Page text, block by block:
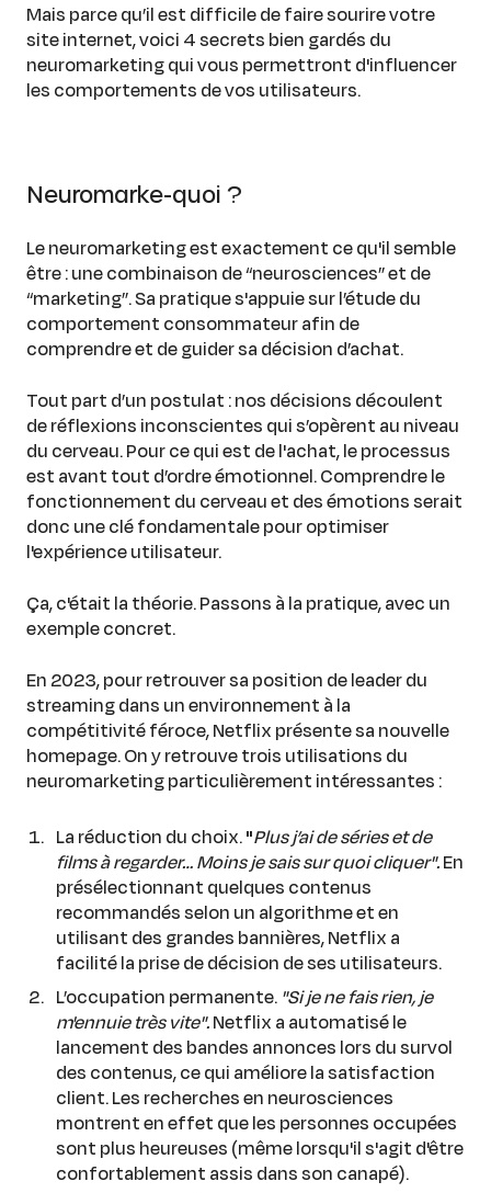
Mais parce qu’il est difficile de faire sourire votre
site internet, voici 4 secrets bien gardés du
neuromarketing qui vous permettront d'influencer
les comportements de vos utilisateurs.
Neuromarke-quoi ?
Le neuromarketing est exactement ce qu'il semble
être : une combinaison de “neurosciences” et de
“marketing”. Sa pratique s'appuie sur l’étude du
comportement consommateur afin de
comprendre et de guider sa décision d’achat.
Tout part d’un postulat : nos décisions découlent
de réflexions inconscientes qui s’opèrent au niveau
du cerveau. Pour ce qui est de l'achat, le processus
est avant tout d’ordre émotionnel. Comprendre le
fonctionnement du cerveau et des émotions serait
donc une clé fondamentale pour optimiser
l'expérience utilisateur.
Ça, c'était la théorie. Passons à la pratique, avec un
exemple concret.
En 2023, pour retrouver sa position de leader du
streaming dans un environnement à la
compétitivité féroce, Netflix présente sa nouvelle
homepage. On y retrouve trois utilisations du
neuromarketing particulièrement intéressantes :
La réduction du choix."Plus j’ai de séries et de
films à regarder… Moins je sais sur quoi cliquer".En
présélectionnant quelques contenus
recommandés selon un algorithme et en
utilisant des grandes bannières, Netflix a
facilité la prise de décision de ses utilisateurs.
L’occupation permanente. "Si je ne fais rien, je
m'ennuie très vite".Netflix a automatisé le
lancement des bandes annonces lors du survol
des contenus, ce qui améliore la satisfaction
client. Les recherches en neurosciences
montrent en effet que les personnes occupées
sont plus heureuses (même lorsqu'il s'agit d'être
confortablement assis dans son canapé).